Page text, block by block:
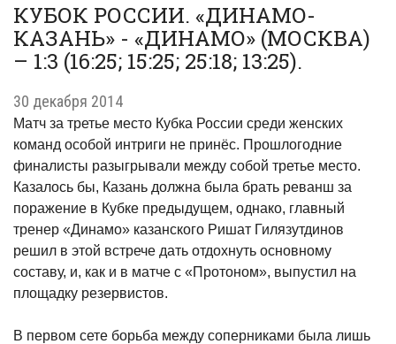
КУБОК РОССИИ. «ДИНАМО-
КАЗАНЬ» - «ДИНАМО» (МОСКВА)
– 1:3 (16:25; 15:25; 25:18; 13:25).
30 декабря 2014
Матч за третье место Кубка России среди женских
команд особой интриги не принёс. Прошлогодние
финалисты разыгрывали между собой третье место.
Казалось бы, Казань должна была брать реванш за
поражение в Кубке предыдущем, однако, главный
тренер «Динамо» казанского Ришат Гилязутдинов
решил в этой встрече дать отдохнуть основному
составу, и, как и в матче с «Протоном», выпустил на
площадку резервистов.
В первом сете борьба между соперниками была лишь